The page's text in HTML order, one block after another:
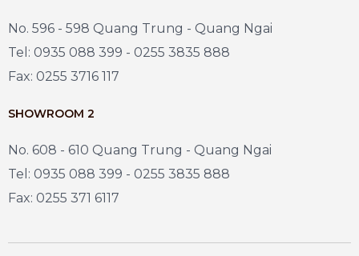
No. 596 - 598 Quang Trung - Quang Ngai
Tel: 0935 088 399 - 0255 3835 888
Fax: 0255 3716 117
SHOWROOM 2
No. 608 - 610 Quang Trung - Quang Ngai
Tel: 0935 088 399 - 0255 3835 888
Fax: 0255 371 6117